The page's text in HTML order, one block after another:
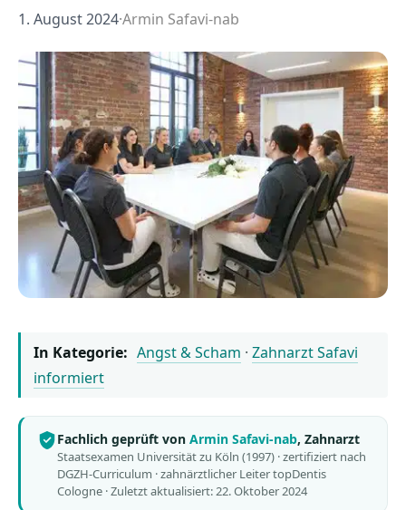
1. August 2024·Armin Safavi-nab
In Kategorie: Angst & Scham · Zahnarzt Safavi
informiert
Fachlich geprüft von Armin Safavi-nab, Zahnarzt
Staatsexamen Universität zu Köln (1997) · zertifiziert nach
DGZH-Curriculum · zahnärztlicher Leiter topDentis
Cologne ·Zuletzt aktualisiert: 22. Oktober 2024